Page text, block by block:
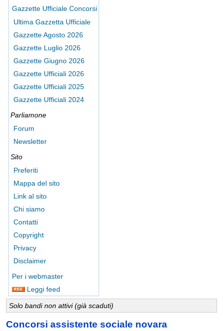
Gazzette Ufficiale Concorsi
Ultima Gazzetta Ufficiale
Gazzette Agosto 2026
Gazzette Luglio 2026
Gazzette Giugno 2026
Gazzette Ufficiali 2026
Gazzette Ufficiali 2025
Gazzette Ufficiali 2024
Parliamone
Forum
Newsletter
Sito
Preferiti
Mappa del sito
Link al sito
Chi siamo
Contatti
Copyright
Privacy
Disclaimer
Per i webmaster
Leggi feed
Solo bandi non attivi (già scaduti)
Concorsi assistente sociale novara